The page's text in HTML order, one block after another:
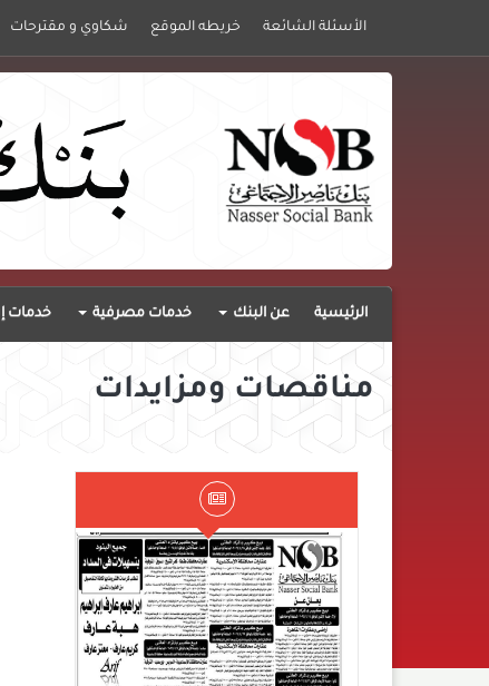
الأسئلة الشائعة خريطه الموقع شكاوي و مقترحات
الرئيسية عن البنك خدمات مصرفية خدمات
مناقصات ومزايدات